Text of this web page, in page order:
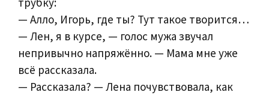
— Алло, Игорь, где ты? Тут такое творится…
— Лен, я в курсе, — голос мужа звучал
непривычно напряжённо. — Мама мне уже
всё рассказала.
— Рассказала? — Лена почувствовала, как